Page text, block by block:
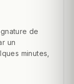
de
un
minutes,